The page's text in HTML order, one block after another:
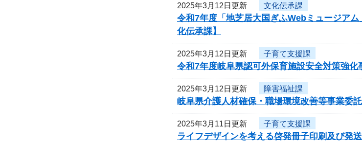
2025年3月12日更新 文化伝承課
令和7年度「地芝居大国ぎふWebミュージア
化伝承課】
2025年3月12日更新 子育て支援課
令和7年度岐阜県認可外保育施設安全対策強
2025年3月12日更新 障害福祉課
岐阜県介護人材確保・職場環境改善等事業委
2025年3月11日更新 子育て支援課
ライフデザインを考える啓発冊子印刷及び発